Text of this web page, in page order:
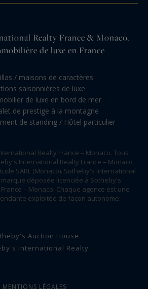
Realty France & Monaco,
de luxe en France
/ maisons de caractères
saisonnières de luxe
de luxe en bord de mer
de prestige à la montagne
de standing / Hôtel particulier
Realty France – Monaco. Tous
International Realty France – Monaco
SARL (Monaco). Sotheby's International
déposée licenciée à Sotheby's
– Monaco. Chaque agence est une
exploitée de façon autonome.
Auction House
International Realty
MENTIONS LÉGALES